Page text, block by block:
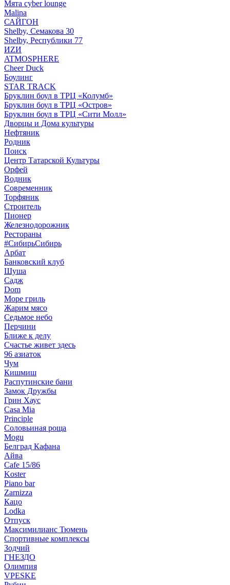
Мята cyber lounge
Malina
САЙГОН
Shelby, Семакова 30
Shelby, Республики 77
ИZИ
ATMOSPHERE
Cheer Duck
Боулинг
STAR TRACK
Бруклин боул в ТРЦ «Колумб»
Бруклин боул в ТРЦ «Остров»
Бруклин боул в ТРЦ «Сити Молл»
Дворцы и Дома культуры
Нефтяник
Родник
Поиск
Центр Татарской Культуры
Орфей
Водник
Современник
Торфяник
Строитель
Пионер
Железнодорожник
Рестораны
#СибирьСибирь
Арбат
Банковский клуб
Шуша
Садж
Dom
Море гриль
Жарим мясо
Седьмое небо
Перчини
Ближе к делу
Счастье живет здесь
96 азиаток
Чум
Кишмиш
Распутинские бани
Замок Дружбы
Грин Хаус
Casa Mia
Principle
Соловьиная роща
Mogu
Белград Кафана
Айва
Cafe 15/86
Koster
Piano bar
Zarnizza
Кацо
Lodka
Отпуск
Максимилианс Тюмень
Спортивные комплексы
Зодчий
ГНЕЗДО
Олимпия
VPESKE